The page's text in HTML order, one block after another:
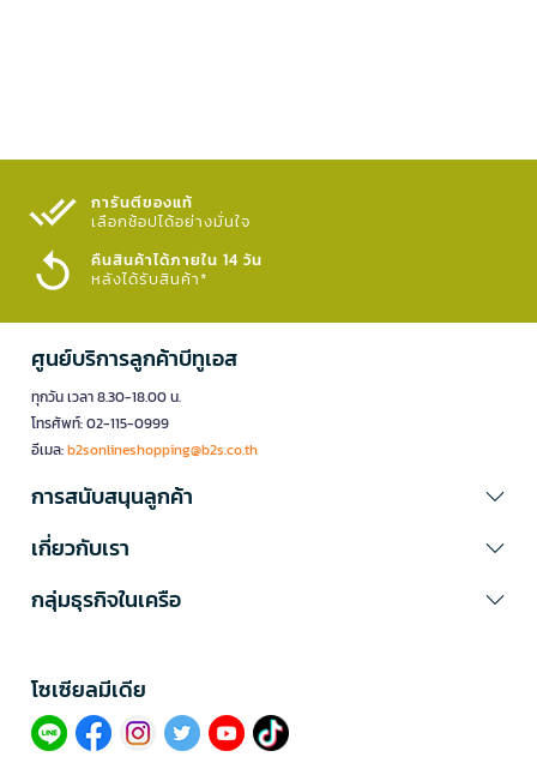
การันตีของแท้
เลือกช้อปได้อย่างมั่นใจ​
คืนสินค้าได้ภายใน 14 วัน
หลังได้รับสินค้า*
ศูนย์บริการลูกค้าบีทูเอส
ทุกวัน เวลา 8.30-18.00 น.
โทรศัพท์: 02-115-0999
อีเมล:b2sonlineshopping@b2s.co.th
การสนับสนุนลูกค้า
เกี่ยวกับเรา
กลุ่มธุรกิจในเครือ
โซเซียลมีเดีย​